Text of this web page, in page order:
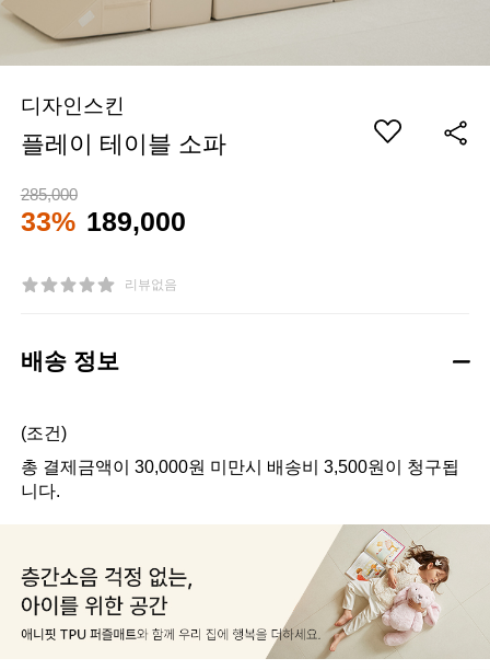
디자인스킨
플레이 테이블 소파
285,000
33% 189,000
리뷰없음
배송 정보
(조건)
총 결제금액이 30,000원 미만시 배송비 3,500원이 청구됩
니다.